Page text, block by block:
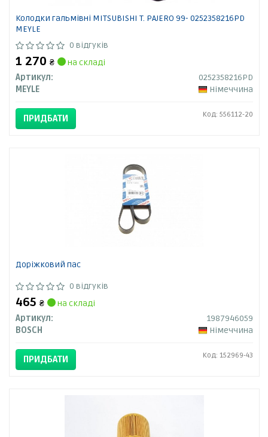
Колодки гальмівні MITSUBISHI T. PAJERO 99- 0252358216PD
MEYLE
0 відгуків
1 270 ₴
на складі
Артикул:
0252358216PD
MEYLE
Німеччина
ПРИДБАТИ Код: 556112-20
Доріжковий пас
0 відгуків
465 ₴
на складі
Артикул:
1987946059
BOSCH
Німеччина
ПРИДБАТИ Код: 152969-43